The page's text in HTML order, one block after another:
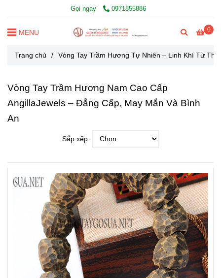
Gọi ngay 0971855886
0
MENU
Trang chủ / Vòng Tay Trầm Hương Tự Nhiên – Linh Khí Từ
Vòng Tay Trầm Hương Nam Cao Cấp
AngillaJewels – Đẳng Cấp, May Mắn Và Bình
An
Sắp xếp: